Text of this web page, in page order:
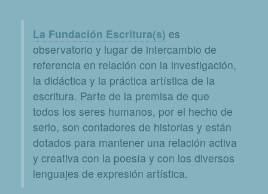
La Fundación Escritura(s) es
observatorio y lugar de intercambio de
referencia en relación con la investigación,
la didáctica y la práctica artística de la
escritura. Parte de la premisa de que
todos los seres humanos, por el hecho de
serlo, son contadores de historias y están
dotados para mantener una relación activa
y creativa con la poesía y con los diversos
lenguajes de expresión artística.